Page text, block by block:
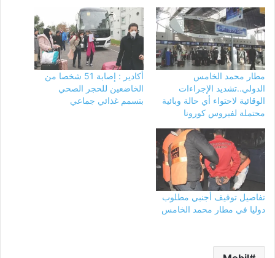
مطار محمد الخامس
الدولي..تشديد الإجراءات
الوقائية لاحتواء أي حالة وبائية
محتملة لفيروس كورونا
أكادير : إصابة 51 شخصا من
الخاضعين للحجر الصحي
بتسمم غذائي جماعي
تفاصيل توقيف أجنبي مطلوب
دوليا في مطار محمد الخامس